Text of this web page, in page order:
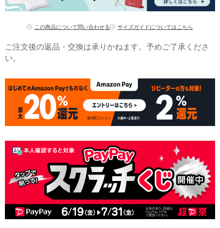
この商品について問い合わせる サイズガイドについてはこちら
ご注文後の返品・交換は承りかねます。予めご了承くださ
い。